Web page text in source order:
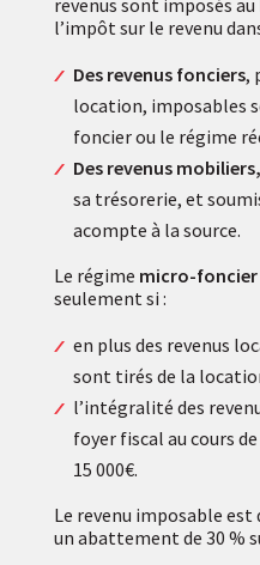
l’impôt sur le revenu
Des revenus fonciers,
location, imposables
foncier ou le régime
Des revenus mobiliers,
sa trésorerie, et
acompte à la source.
Le régime micro-foncier
seulement si :
en plus des revenus
sont tirés de la
l’intégralité des
foyer fiscal au cours
15 000€.
Le revenu imposable
un abattement de 30 %